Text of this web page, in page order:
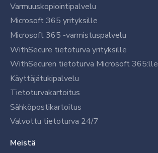
Varmuuskopiointipalvelu
Microsoft 365 yrityksille
Microsoft 365 -varmistuspalvelu
WithSecure tietoturva yrityksille
WithSecuren tietoturva Microsoft 365:lle
Käyttäjätukipalvelu
Tietoturvakartoitus
Sähköpostikartoitus
Valvottu tietoturva 24/7
Meistä